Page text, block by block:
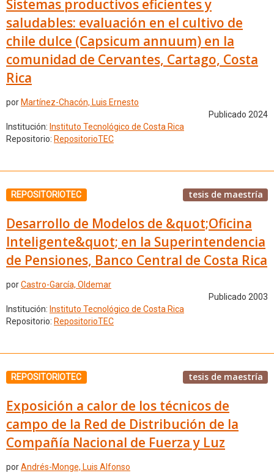
Sistemas productivos eficientes y
saludables: evaluación en el cultivo de
chile dulce (Capsicum annuum) en la
comunidad de Cervantes, Cartago, Costa
Rica
por Martínez-Chacón, Luis Ernesto
Publicado 2024
Institución: Instituto Tecnológico de Costa Rica
Repositorio: RepositorioTEC
REPOSITORIOTEC tesis de maestría
Desarrollo de Modelos de &quot;Oficina
Inteligente&quot; en la Superintendencia
de Pensiones, Banco Central de Costa Rica
porCastro-García, Oldemar
Publicado 2003
Institución: Instituto Tecnológico de Costa Rica
Repositorio: RepositorioTEC
REPOSITORIOTEC tesis de maestría
Exposición a calor de los técnicos de
campo de la Red de Distribución de la
Compañía Nacional de Fuerza y Luz
porAndrés-Monge, Luis Alfonso